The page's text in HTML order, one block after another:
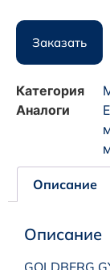
Заказать
Категория
Аналоги
Описание
Описание
GOLDBERG